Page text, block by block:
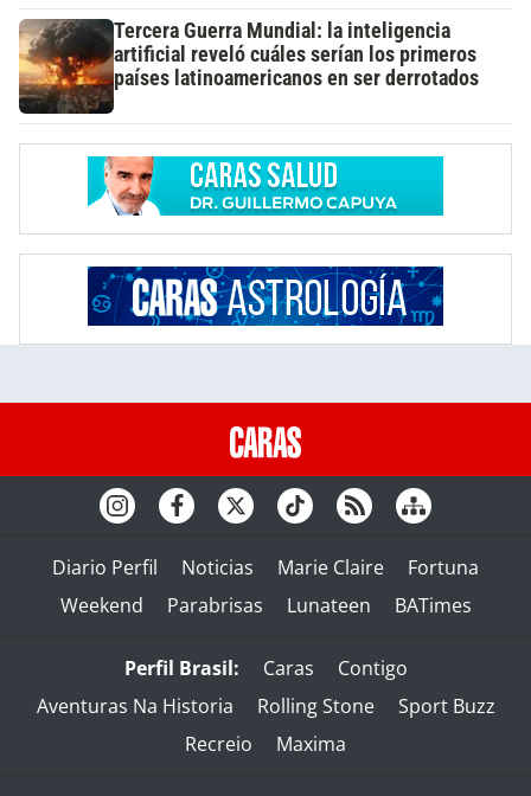
Tercera Guerra Mundial: la inteligencia
artificial reveló cuáles serían los primeros
países latinoamericanos en ser derrotados
Diario Perfil Noticias Marie Claire
Fortuna
Weekend
Parabrisas Lunateen BATimes
Perfil Brasil: Caras
Contigo
Aventuras Na Historia
Rolling Stone
Sport Buzz
Recreio
Maxima